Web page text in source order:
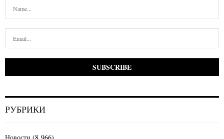
РУБРИКИ